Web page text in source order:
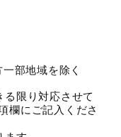
部地域を除く
限り対応させて
欄にご記入くださ